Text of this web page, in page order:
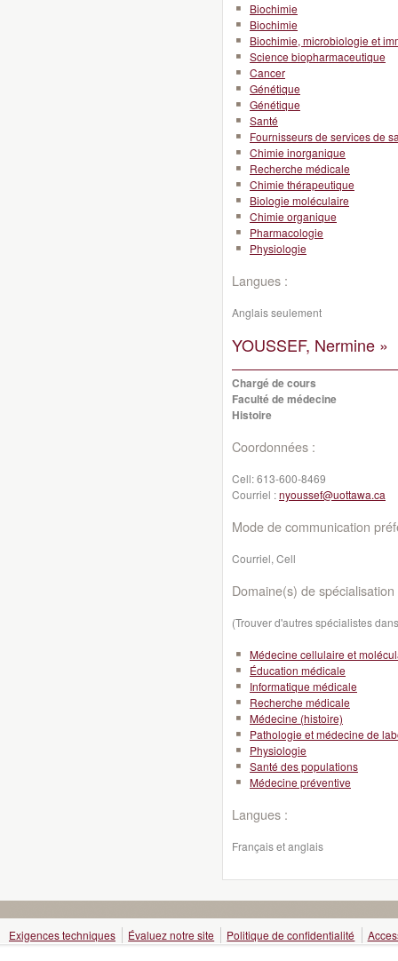
Biochimie
Biochimie
Biochimie, microbiologie et
Science biopharmaceutique
Cancer
Génétique
Génétique
Santé
Fournisseurs de services de
Chimie inorganique
Recherche médicale
Chimie thérapeutique
Biologie moléculaire
Chimie organique
Pharmacologie
Physiologie
Langues :
Anglais seulement
YOUSSEF, Nermine »
Chargé de cours
Faculté de médecine
Histoire
Coordonnées :
Cell:613-600-8469
Courriel :nyoussef@uottawa.ca
Mode de communication
Courriel, Cell
Domaine(s) de spécialisation
(Trouver d'autres spécialistes
Médecine cellulaire et
Éducation médicale
Informatique médicale
Recherche médicale
Médecine (histoire)
Pathologie et médecine de
Physiologie
Santé des populations
Médecine préventive
Langues :
Français et anglais
Exigences techniques Évaluez notre site Politique de confidentialité